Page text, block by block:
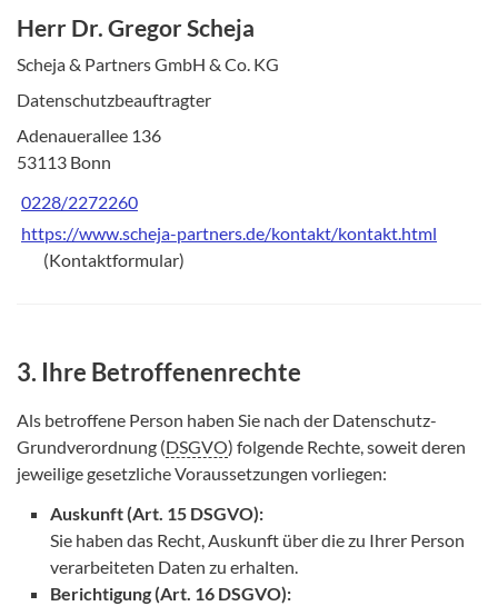
Herr Dr. Gregor Scheja
Scheja & Partners GmbH & Co. KG
Datenschutzbeauftragter
Adenauerallee 136
53113 Bonn
0228/2272260
https://www.scheja-partners.de/kontakt/kontakt.html
(Kontaktformular)
3. Ihre Betroffenenrechte
Als betroffene Person haben Sie nach der Datenschutz-
Grundverordnung (DSGVO) folgende Rechte, soweit deren
jeweilige gesetzliche Voraussetzungen vorliegen:
Auskunft (Art. 15 DSGVO):
Sie haben das Recht, Auskunft über die zu Ihrer Person
verarbeiteten Daten zu erhalten.
Berichtigung (Art. 16 DSGVO):